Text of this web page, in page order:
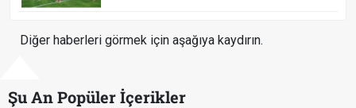
Diğer haberleri görmek için aşağıya kaydırın.
Şu An Popüler İçerikler